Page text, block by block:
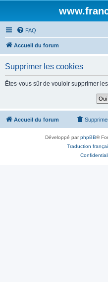
FAQ
Accueil du forum
Supprimer les cookies
Êtes-vous sûr de vouloir supprimer
Accueil du forum
Développé parphpBB®
Traduction